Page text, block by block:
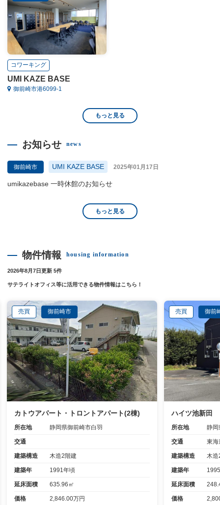
コワーキング
UMI KAZE BASE
御前崎市港6099-1
もっと見る
お知らせ news
御前崎市 UMI KAZE BASE 2025年01月17日
umikazebase 一時休館のお知らせ
もっと見る
物件情報 housing information
2026年8月7日更新 5件
サテライトオフィス等に活用できる物件情報はこちら！
売買 御前崎市
カトウアパート・トロントアパート(2棟)
所在地 静岡県御前崎市白羽
交通
建築構造 木造2階建
建築年 1991年頃
延床面積 635.96㎡
価格 2,846.00万円
売買 御前
ハイツ池新田
所在地 静岡
交通
建築構造 木造
建築年
延床面積
価格